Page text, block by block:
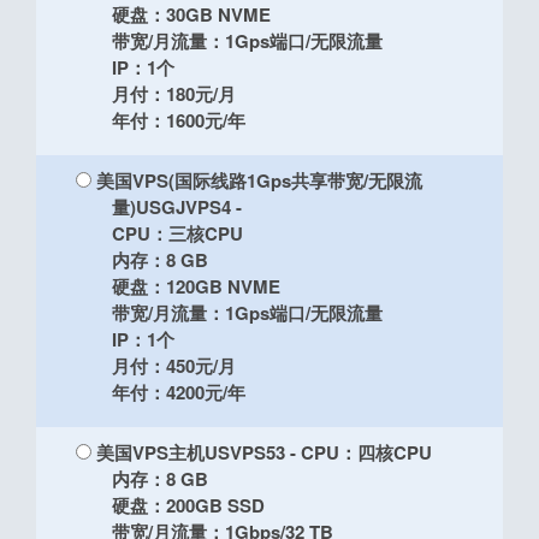
硬盘：30GB NVME
带宽/月流量：1Gps端口/无限流量
IP：1个
月付：180元/月
年付：1600元/年
美国VPS(国际线路1Gps共享带宽/无限流
量)USGJVPS4-
CPU：三核CPU
内存：8 GB
硬盘：120GB NVME
带宽/月流量：1Gps端口/无限流量
IP：1个
月付：450元/月
年付：4200元/年
美国VPS主机USVPS53- CPU：四核CPU
内存：8 GB
硬盘：200GB SSD
带宽/月流量：1Gbps/32 TB